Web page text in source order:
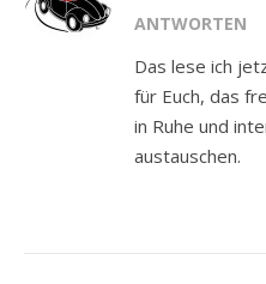
ANTWORTEN
Das lese ich
für Euch, das
in Ruhe und
austauschen.